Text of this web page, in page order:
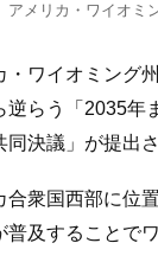
アメリカ・ワイオミ
・ワイオミング
逆らう「2035年
同決議」が提出
合衆国西部に位
普及することで